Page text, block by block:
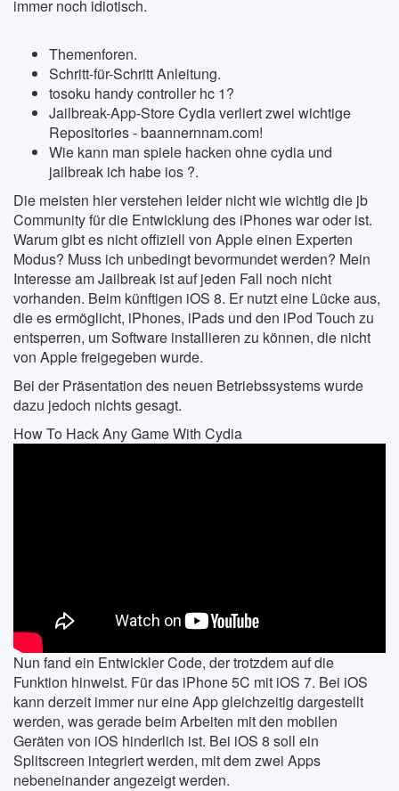
immer noch idiotisch.
Themenforen.
Schritt-für-Schritt Anleitung.
tosoku handy controller hc 1?
Jailbreak-App-Store Cydia verliert zwei wichtige
Repositories - baannernnam.com!
Wie kann man spiele hacken ohne cydia und
jailbreak ich habe ios ?.
Die meisten hier verstehen leider nicht wie wichtig die jb
Community für die Entwicklung des iPhones war oder ist.
Warum gibt es nicht offiziell von Apple einen Experten
Modus? Muss ich unbedingt bevormundet werden? Mein
Interesse am Jailbreak ist auf jeden Fall noch nicht
vorhanden. Beim künftigen iOS 8. Er nutzt eine Lücke aus,
die es ermöglicht, iPhones, iPads und den iPod Touch zu
entsperren, um Software installieren zu können, die nicht
von Apple freigegeben wurde.
Bei der Präsentation des neuen Betriebssystems wurde
dazu jedoch nichts gesagt.
How To Hack Any Game With Cydia
Nun fand ein Entwickler Code, der trotzdem auf die
Funktion hinweist. Für das iPhone 5C mit iOS 7. Bei iOS
kann derzeit immer nur eine App gleichzeitig dargestellt
werden, was gerade beim Arbeiten mit den mobilen
Geräten von iOS hinderlich ist. Bei iOS 8 soll ein
Splitscreen integriert werden, mit dem zwei Apps
nebeneinander angezeigt werden.